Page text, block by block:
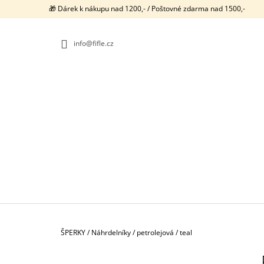
🎁 Dárek k nákupu nad 1200,- / Poštovné zdarma nad 1500,-
info@fifle.cz
Domů
ŠPERKY/ Náhrdelníky/ petrolejová / teal
O